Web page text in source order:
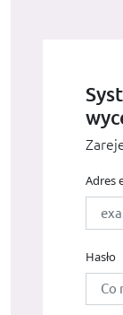
Adres
Hasło